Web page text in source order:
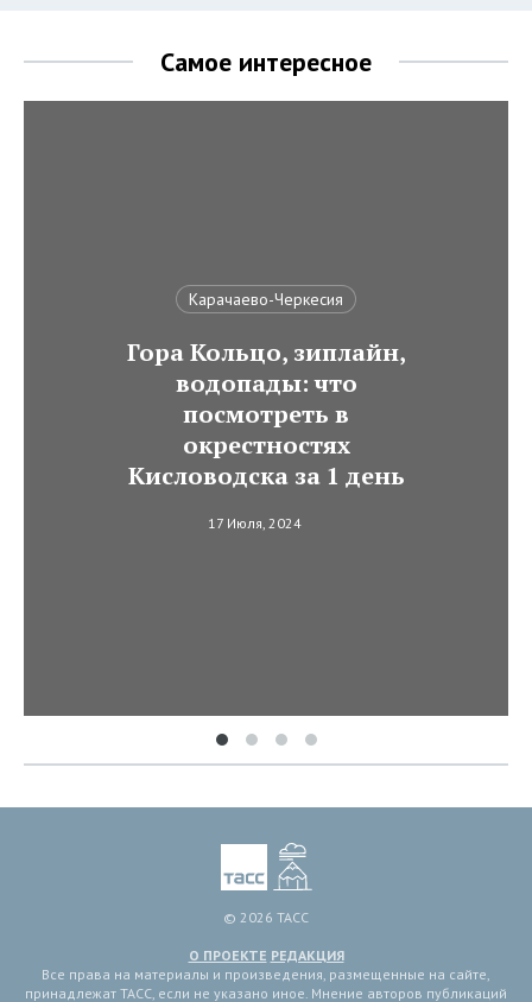
Самое интересное
Карачаево-Черкесия
Гора Кольцо, зиплайн,
водопады: что
посмотреть в
окрестностях
Кисловодска за 1 день
17 Июля, 2024
© 2026 ТАСС
О ПРОЕКТЕ РЕДАКЦИЯ
Все права на материалы и произведения, размещенные на сайте,
принадлежат ТАСС, если не указано иное. Мнение авторов публикаций